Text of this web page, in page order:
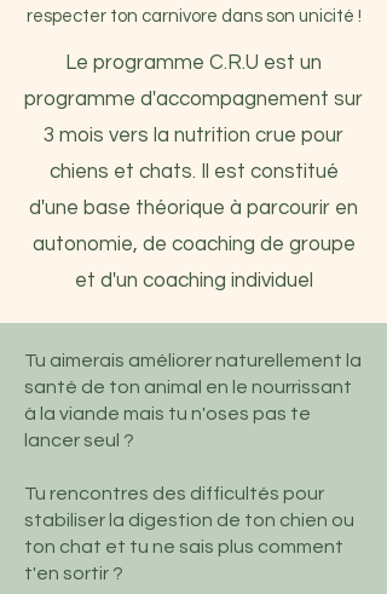
respecter ton carnivore dans son unicité !
Le programme C.R.U est un
programme d'accompagnement sur
3 mois vers la nutrition crue pour
chiens et chats. Il est constitué
d'une base théorique à parcourir en
autonomie, de coaching de groupe
et d'un coaching individuel
Tu aimerais améliorer naturellement la
santé de ton animal en le nourrissant
à la viande mais tu n'oses pas te
lancer seul ?
Tu rencontres des difficultés pour
stabiliser la digestion de ton chien ou
ton chat et tu ne sais plus comment
t'en sortir ?